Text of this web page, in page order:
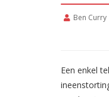
Ben Curry
Een enkel